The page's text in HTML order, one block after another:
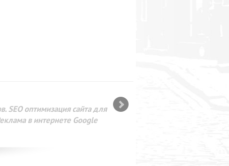
SEO оптимизация сайта для
в интернете Google